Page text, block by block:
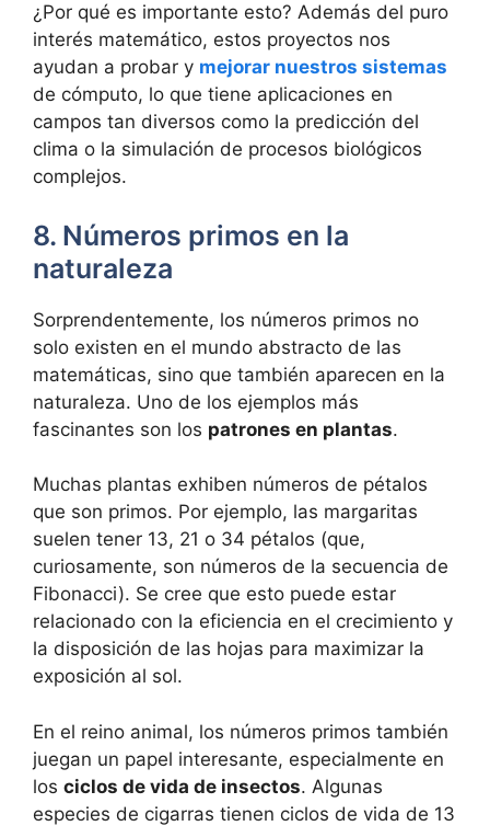
¿Por qué es importante esto? Además del puro
interés matemático, estos proyectos nos
ayudan a probar y mejorar nuestros sistemas
de cómputo, lo que tiene aplicaciones en
campos tan diversos como la predicción del
clima o la simulación de procesos biológicos
complejos.
8. Números primos en la
naturaleza
Sorprendentemente, los números primos no
solo existen en el mundo abstracto de las
matemáticas, sino que también aparecen en la
naturaleza. Uno de los ejemplos más
fascinantes son los patrones en plantas.
Muchas plantas exhiben números de pétalos
que son primos. Por ejemplo, las margaritas
suelen tener 13, 21 o 34 pétalos (que,
curiosamente, son números de la secuencia de
Fibonacci). Se cree que esto puede estar
relacionado con la eficiencia en el crecimiento y
la disposición de las hojas para maximizar la
exposición al sol.
En el reino animal, los números primos también
juegan un papel interesante, especialmente en
los ciclos de vida de insectos. Algunas
especies de cigarras tienen ciclos de vida de 13